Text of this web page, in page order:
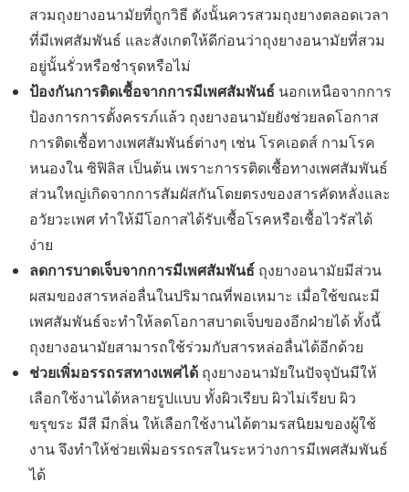
สวมถุงยางอนามัยที่ถูกวิธี ดังนั้นควรสวมถุงยางตลอดเวลา
ที่มีเพศสัมพันธ์ และสังเกตให้ดีก่อนว่าถุงยางอนามัยที่สวม
อยู่นั้นรั่วหรือชำรุดหรือไม่
ป้องกันการติดเชื้อจากการมีเพศสัมพันธ์ นอกเหนือจากการ
ป้องการการตั้งครรภ์แล้ว ถุงยางอนามัยยังช่วยลดโอกาส
การติดเชื้อทางเพศสัมพันธ์ต่างๆ เช่น โรคเอดส์ กามโรค
หนองใน ซิฟิลิส เป็นต้น เพราะการรติดเชื้อทางเพศสัมพันธ์
ส่วนใหญ่เกิดจากการสัมผัสกันโดยตรงของสารคัดหลั่งและ
อวัยวะเพศ ทำให้มีโอกาสได้รับเชื้อโรคหรือเชื้อไวรัสได้
ง่าย
ลดการบาดเจ็บจากการมีเพศสัมพันธ์ ถุงยางอนามัยมีส่วน
ผสมของสารหล่อลื่นในปริมาณที่พอเหมาะ เมื่อใช้ขณะมี
เพศสัมพันธ์จะทำให้ลดโอกาสบาดเจ็บของอีกฝ่ายได้ ทั้งนี้
ถุงยางอนามัยสามารถใช้ร่วมกับสารหล่อลื่นได้อีกด้วย
ช่วยเพิ่มอรรถรสทางเพศได้ ถุงยางอนามัยในปัจจุบันมีให้
เลือกใช้งานได้หลายรูปแบบ ทั้งผิวเรียบ ผิวไม่เรียบ ผิว
ขรุขระ มีสี มีกลิ่น ให้เลือกใช้งานได้ตามรสนิยมของผู้ใช้
งาน จึงทำให้ช่วยเพิ่มอรรถรสในระหว่างการมีเพศสัมพันธ์
ได้